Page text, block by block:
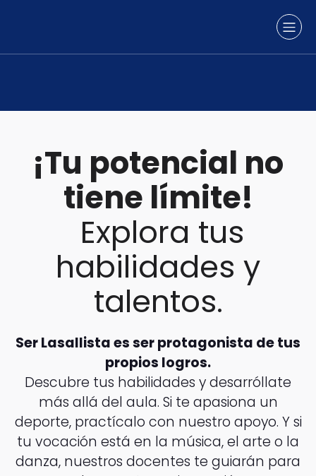
¡Tu potencial no
tiene límite!
Explora tus
habilidades y
talentos.
Ser Lasallista es ser protagonista de tus
propios logros.
Descubre tus habilidades y desarróllate
más allá del aula. Si te apasiona un
deporte, practícalo con nuestro apoyo. Y si
tu vocación está en la música, el arte o la
danza, nuestros docentes te guiarán para